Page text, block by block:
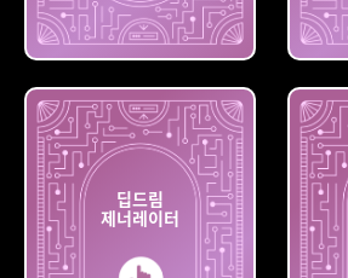
플라이
딥드림
제너레이터